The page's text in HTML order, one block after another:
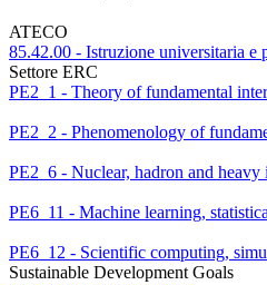
ATECO
85.42.00 - Istruzione universitaria e
Settore ERC
PE2_1 - Theory of fundamental
PE2_2 - Phenomenology of
PE2_6 - Nuclear, hadron and
PE6_11 - Machine learning,
PE6_12 - Scientific computing,
Sustainable Development Goals